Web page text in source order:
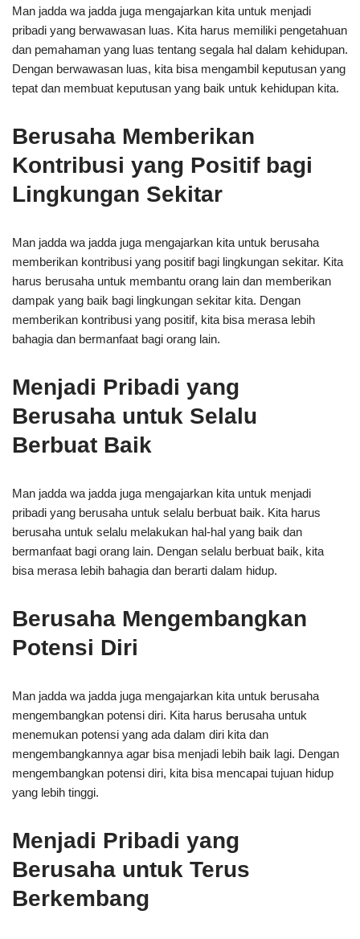
Man jadda wa jadda juga mengajarkan kita untuk menjadi
pribadi yang berwawasan luas. Kita harus memiliki pengetahuan
dan pemahaman yang luas tentang segala hal dalam kehidupan.
Dengan berwawasan luas, kita bisa mengambil keputusan yang
tepat dan membuat keputusan yang baik untuk kehidupan kita.
Berusaha Memberikan
Kontribusi yang Positif bagi
Lingkungan Sekitar
Man jadda wa jadda juga mengajarkan kita untuk berusaha
memberikan kontribusi yang positif bagi lingkungan sekitar. Kita
harus berusaha untuk membantu orang lain dan memberikan
dampak yang baik bagi lingkungan sekitar kita. Dengan
memberikan kontribusi yang positif, kita bisa merasa lebih
bahagia dan bermanfaat bagi orang lain.
Menjadi Pribadi yang
Berusaha untuk Selalu
Berbuat Baik
Man jadda wa jadda juga mengajarkan kita untuk menjadi
pribadi yang berusaha untuk selalu berbuat baik. Kita harus
berusaha untuk selalu melakukan hal-hal yang baik dan
bermanfaat bagi orang lain. Dengan selalu berbuat baik, kita
bisa merasa lebih bahagia dan berarti dalam hidup.
Berusaha Mengembangkan
Potensi Diri
Man jadda wa jadda juga mengajarkan kita untuk berusaha
mengembangkan potensi diri. Kita harus berusaha untuk
menemukan potensi yang ada dalam diri kita dan
mengembangkannya agar bisa menjadi lebih baik lagi. Dengan
mengembangkan potensi diri, kita bisa mencapai tujuan hidup
yang lebih tinggi.
Menjadi Pribadi yang
Berusaha untuk Terus
Berkembang